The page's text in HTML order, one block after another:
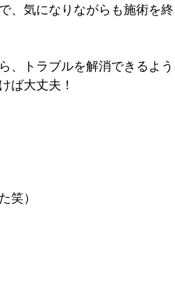
気になりながらも施術を終
、トラブルを解消できるよ
ば大丈夫！
笑）